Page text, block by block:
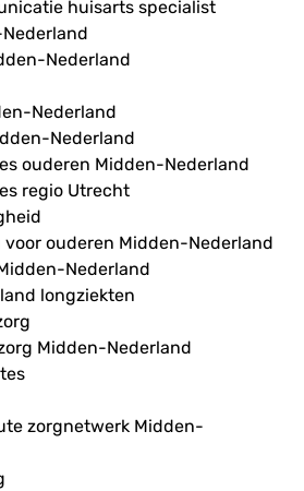
huisarts specialist
Nederland
Nederland
Nederland
Nederland
ouderen Midden-Nederland
regio Utrecht
voor ouderen Midden-Nederland
Nederland
longziekten
Midden-Nederland
zorgnetwerk Midden-